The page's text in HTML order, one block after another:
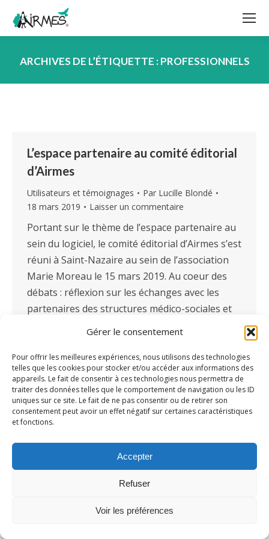
Gérer le consentement
Pour offrir les meilleures expériences, nous utilisons des technologies
telles que les cookies pour stocker et/ou accéder aux informations des
appareils. Le fait de consentir à ces technologies nous permettra de
traiter des données telles que le comportement de navigation ou les ID
uniques sur ce site. Le fait de ne pas consentir ou de retirer son
consentement peut avoir un effet négatif sur certaines caractéristiques
et fonctions.
Accepter
Refuser
Voir les préférences
ARCHIVES DE L’ÉTIQUETTE :PROFESSIONNELS
L’espace partenaire au comité éditorial
d’Airmes
Utilisateurs et témoignages Par Lucille Blondé
18 mars 2019
Laisser un commentaire
Portant sur le thème de l’espace partenaire au
sein du logiciel, le comité éditorial d’Airmes s’est
réuni à Saint-Nazaire au sein de l’association
Marie Moreau le 15 mars 2019. Au coeur des
débats : réflexion sur les échanges avec les
partenaires des structures médico-sociales et